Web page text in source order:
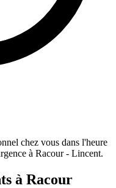
chez vous dans l'heure
à Racour - Lincent.
à Racour